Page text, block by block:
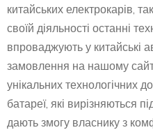
китайських електрокарів,
своїй діяльності останні
впроваджують у китайські
замовлення на нашому
унікальних технологічних
батареї, які вирізняються
дають змогу власнику з